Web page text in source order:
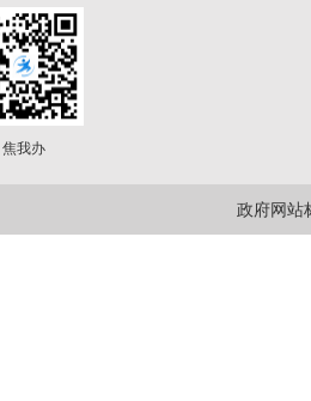
焦我办
政府网站